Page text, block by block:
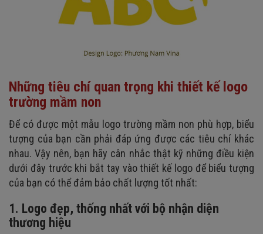
Những tiêu chí quan trọng khi thiết kế logo
trường mầm non
Để có được một mẫu logo trường mầm non phù hợp, biểu
tượng của bạn cần phải đáp ứng được các tiêu chí khác
nhau. Vậy nên, bạn hãy cân nhắc thật kỹ những điều kiện
dưới đây trước khi bắt tay vào thiết kế logo để biểu tượng
của bạn có thể đảm bảo chất lượng tốt nhất:
1. Logo đẹp, thống nhất với bộ nhận diện
thương hiệu